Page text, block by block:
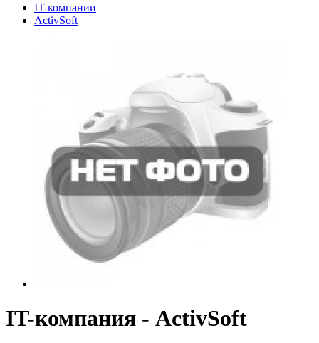
IT-компании
ActivSoft
IT-компания - ActivSoft